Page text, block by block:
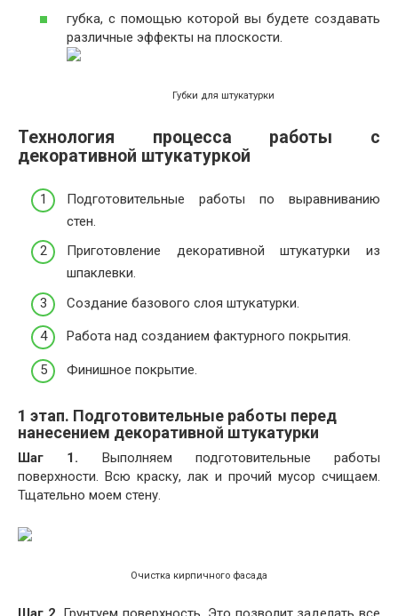
губка, с помощью которой вы будете создавать
различные эффекты на плоскости.
Губки для штукатурки
Технология процесса работы с
декоративной штукатуркой
Подготовительные работы по выравниванию
стен.
Приготовление декоративной штукатурки из
шпаклевки.
Создание базового слоя штукатурки.
Работа над созданием фактурного покрытия.
Финишное покрытие.
1 этап. Подготовительные работы перед
нанесением декоративной штукатурки
Шаг 1. Выполняем подготовительные работы
поверхности. Всю краску, лак и прочий мусор счищаем.
Тщательно моем стену.
Очистка кирпичного фасада